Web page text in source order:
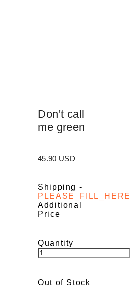
Don't call
me green
45.90 USD
Shipping -
PLEASE_FILL_HERE
Additional
Price
Quantity
Out of Stock